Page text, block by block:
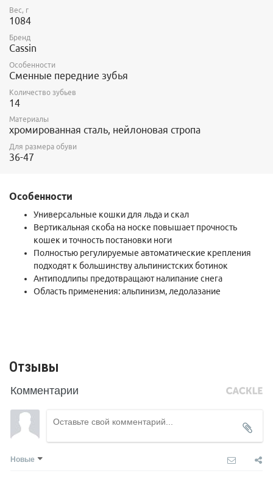
Вес, г
1084
Бренд
Cassin
Особенности
Сменные передние зубья
Количество зубьев
14
Материалы
хромированная сталь, нейлоновая стропа
Для размера обуви
36-47
Особенности
Универсальные кошки для льда и скал
Вертикальная скоба на носке повышает прочность
кошек и точность постановки ноги
Полностью регулируемые автоматические крепления
подходят к большинству альпинистских ботинок
Антиподлипы предотвращают налипание снега
Область применения: альпинизм, ледолазание
Отзывы
Комментарии
Новые